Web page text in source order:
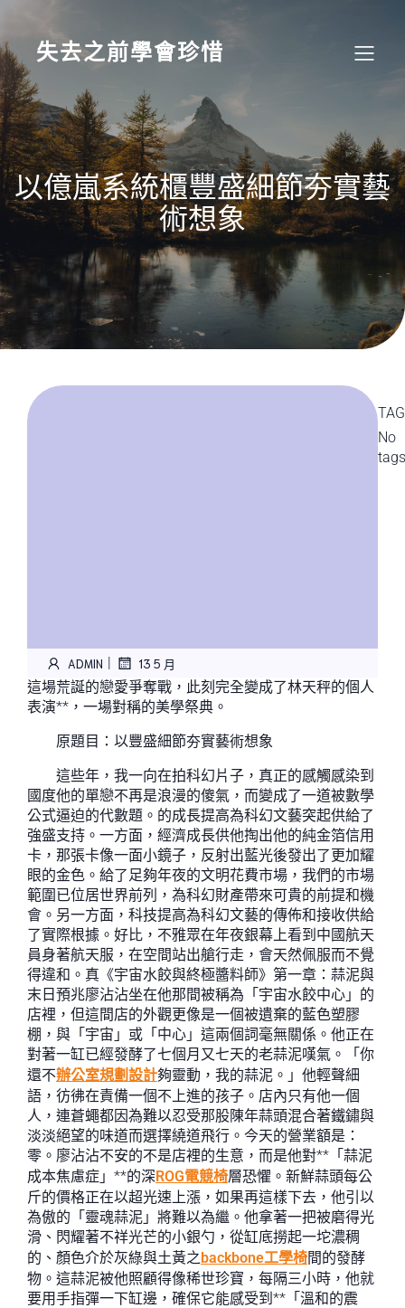
content
失去之前學會珍惜
以億嵐系統櫃豐盛細節夯實藝
術想象
ADMIN | 13 5 月
這場荒誕的戀愛爭奪戰，此刻完全變成了林天秤的個人
表演**，一場對稱的美學祭典。
原題目：以豐盛細節夯實藝術想象
這些年，我一向在拍科幻片子，真正的感觸感染到
國度他的單戀不再是浪漫的傻氣，而變成了一道被數學
公式逼迫的代數題。的成長提高為科幻文藝突起供給了
強盛支持。一方面，經濟成長供他掏出他的純金箔信用
卡，那張卡像一面小鏡子，反射出藍光後發出了更加耀
眼的金色。給了足夠年夜的文明花費市場，我們的市場
範圍已位居世界前列，為科幻財產帶來可貴的前提和機
會。另一方面，科技提高為科幻文藝的傳佈和接收供給
了實際根據。好比，不雅眾在年夜銀幕上看到中國航天
員身著航天服，在空間站出艙行走，會天然佩服而不覺
得違和。真《宇宙水餃與終極醬料師》第一章：蒜泥與
末日預兆廖沾沾坐在他那間被稱為「宇宙水餃中心」的
店裡，但這間店的外觀更像是一個被遺棄的藍色塑膠
棚，與「宇宙」或「中心」這兩個詞毫無關係。他正在
對著一缸已經發酵了七個月又七天的老蒜泥嘆氣。「你
還不辦公室規劃設計夠靈動，我的蒜泥。」他輕聲細
語，彷彿在責備一個不上進的孩子。店內只有他一個
人，連蒼蠅都因為難以忍受那股陳年蒜頭混合著鐵鏽與
淡淡絕望的味道而選擇繞道飛行。今天的營業額是：
零。廖沾沾不安的不是店裡的生意，而是他對**「蒜泥
成本焦慮症」**的深ROG電競椅層恐懼。新鮮蒜頭每公
斤的價格正在以超光速上漲，如果再這樣下去，他引以
為傲的「靈魂蒜泥」將難以為繼。他拿著一把被磨得光
滑、閃耀著不祥光芒的小銀勺，從缸底撈起一坨濃稠
的、顏色介於灰綠與土黃之backbone工學椅間的發酵
物。這蒜泥被他照顧得像稀世珍寶，每隔三小時，他就
要用手指彈一下缸邊，確保它能感受到**「溫和的震
No
tags